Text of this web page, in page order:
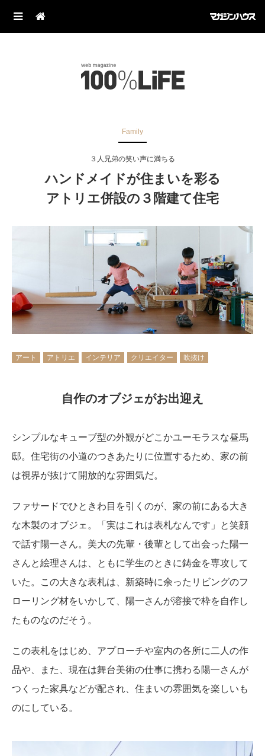
Family
３人兄弟の笑い声に満ちる
ハンドメイドが住まいを彩る
アトリエ併設の３階建て住宅
アート アトリエ インテリア クリエイター 吹抜け
自作のオブジェがお出迎え
シンプルなキューブ型の外観がどこかユーモラスな昼馬
邸。住宅街の小道のつきあたりに位置するため、家の前
は視界が抜けて開放的な雰囲気だ。
ファサードでひときわ目を引くのが、家の前にある大き
な木製のオブジェ。「実はこれは表札なんです」と笑顔
で話す陽一さん。美大の先輩・後輩として出会った陽一
さんと絵理さんは、ともに学生のときに鋳金を専攻して
いた。この大きな表札は、新築時に余ったリビングのフ
ローリング材をいかして、陽一さんが溶接で枠を自作し
たものなのだそう。
この表札をはじめ、アプローチや室内の各所に二人の作
品や、また、現在は舞台美術の仕事に携わる陽一さんが
つくった家具などが配され、住まいの雰囲気を楽しいも
のにしている。